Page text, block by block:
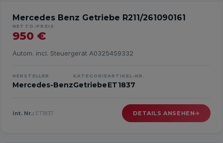
Mercedes Benz Getriebe R211/261090161
NETTO-PREIS
950 €
Autom. incl. Steuergerät A0325459332
HERSTELLER
Mercedes-Benz
KATEGORIE
Getriebe
ARTIKEL-NR.
ET1837
Int. Nr.: ET1837 DETAILS ANSEHEN